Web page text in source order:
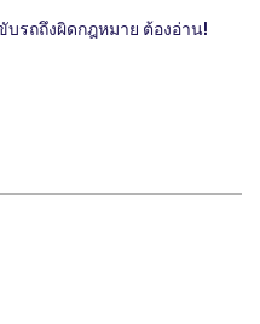
บรถถึงผิดกฎหมาย ต้องอ่าน!